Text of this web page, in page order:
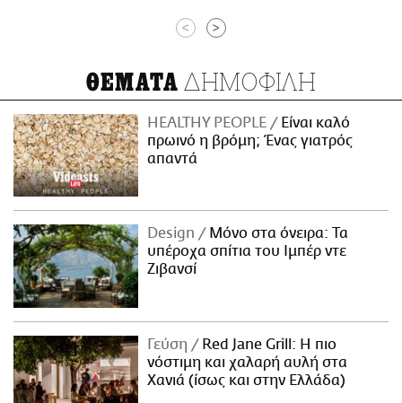
< >
ΘΕΜΑΤΑ ΔΗΜΟΦΙΛΗ
HEALTHY PEOPLE
Είναι καλό
πρωινό η βρόμη; Ένας γιατρός
απαντά
Design
Μόνο στα όνειρα: Τα
υπέροχα σπίτια του Ιμπέρ ντε
Ζιβανσί
Γεύση
Red Jane Grill: Η πιο
νόστιμη και χαλαρή αυλή στα
Χανιά (ίσως και στην Ελλάδα)